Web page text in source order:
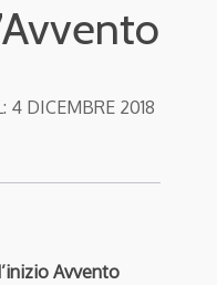
4 DICEMBRE 2018
Avvento